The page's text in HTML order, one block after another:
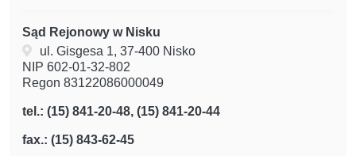
Sąd Rejonowy w Nisku
ul. Gisgesa 1, 37-400 Nisko
NIP 602-01-32-802
Regon 83122086000049
tel.: (15) 841-20-48, (15) 841-20-44
fax.: (15) 843-62-45